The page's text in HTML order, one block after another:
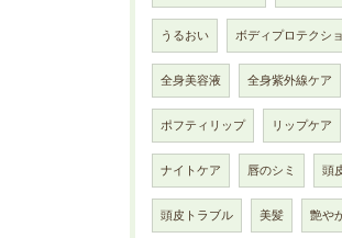
うるおい ボディプロテクシ
全身美容液 全身紫外線ケア
ポフティリップ リップケア
ナイトケア 唇のシミ 頭
頭皮トラブル 美髪 艶や